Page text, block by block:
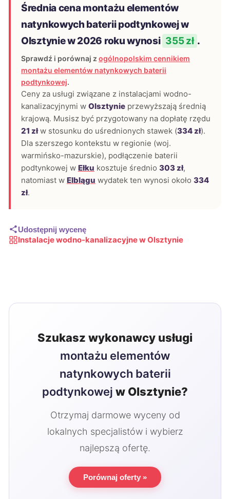
Średnia cena montażu elementów
natynkowych baterii podtynkowej w
Olsztynie w 2026 roku wynosi 355 zł .
Sprawdź i porównaj z ogólnopolskim cennikiem
montażu elementów natynkowych baterii
podtynkowej.
Ceny za usługi związane z instalacjami wodno-
kanalizacyjnymi w Olsztynie przewyższają średnią
krajową. Musisz być przygotowany na dopłatę rzędu
21 złw stosunku do uśrednionych stawek (334 zł).
Dla szerszego kontekstu w regionie (woj.
warmińsko-mazurskie), podłączenie baterii
podtynkowej w Ełku kosztuje średnio 303 zł,
natomiast w Elblągu wydatek ten wynosi około 334
zł.
Udostępnij wycenę
Instalacje wodno-kanalizacyjne w Olsztynie
Szukasz wykonawcy usługi
montażu elementów
natynkowych baterii
podtynkowej w Olsztynie?
Otrzymaj darmowe wyceny od
lokalnych specjalistów i wybierz
najlepszą ofertę.
Porównaj oferty »